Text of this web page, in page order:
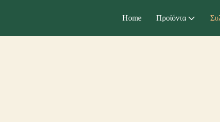
Home Προϊόντα